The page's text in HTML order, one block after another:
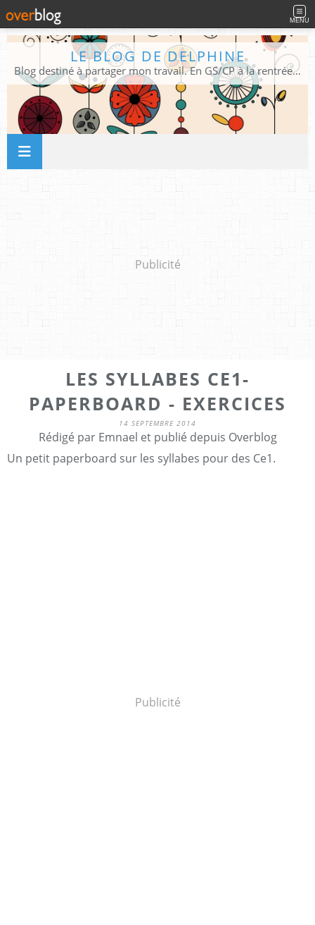
MENU
LE BLOG DE DELPHINE
Blog destiné à partager mon travail. En GS/CP à la rentrée 2026/2027 !
Publicité
LES SYLLABES CE1-
PAPERBOARD - EXERCICES
14 SEPTEMBRE 2014
Rédigé par Emnael et publié depuis Overblog
Un petit paperboard sur les syllabes pour des Ce1.
Publicité